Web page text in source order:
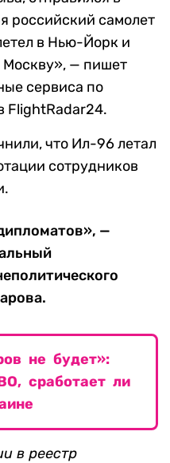
российский самолет
в Нью-Йорк и
Москву», — пишет
сервиса по
FlightRadar24.
что Ил-96 летал
сотрудников
—
не будет»:
сработает ли
в реестр